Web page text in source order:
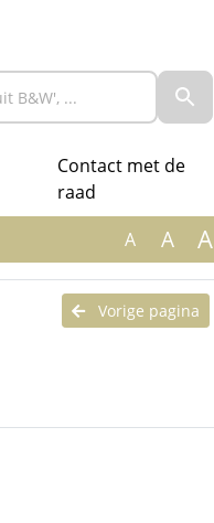
Contact met de
raad
A A A
Vorige pagina